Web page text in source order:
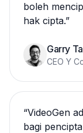
boleh
hak cipta.”
Garry
CEO Y
“VideoGen
bagi